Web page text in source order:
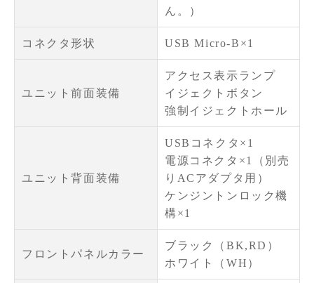
ん。）
コネクタ形状 USB Micro-B×1
ユニット前面装備
アクセス表示ランプ
イジェクトボタン
強制イジェクトホール
ユニット背面装備
USBコネクタ×1
電源コネクタ×1（別売
りACアダプタ用）
ケンジントンロック機
構×1
フロントパネルカラー
ブラック（BK,RD）
ホワイト（WH）